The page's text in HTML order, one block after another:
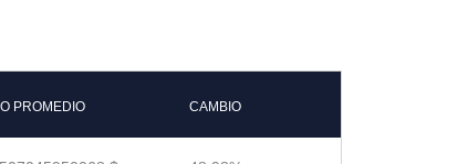
PROMEDIO CAMBIO